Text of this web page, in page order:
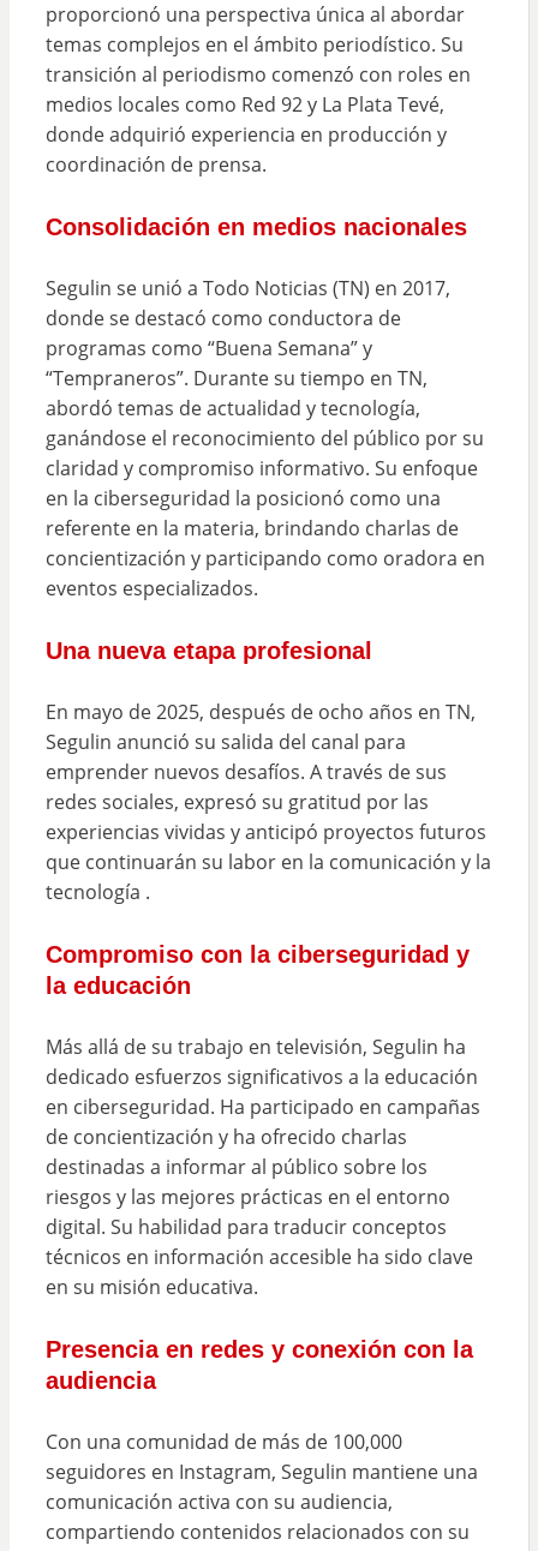
proporcionó una perspectiva única al abordar
temas complejos en el ámbito periodístico. Su
transición al periodismo comenzó con roles en
medios locales como Red 92 y La Plata Tevé,
donde adquirió experiencia en producción y
coordinación de prensa.
Consolidación en medios nacionales
Segulin se unió a Todo Noticias (TN) en 2017,
donde se destacó como conductora de
programas como “Buena Semana” y
“Tempraneros”. Durante su tiempo en TN,
abordó temas de actualidad y tecnología,
ganándose el reconocimiento del público por su
claridad y compromiso informativo. Su enfoque
en la ciberseguridad la posicionó como una
referente en la materia, brindando charlas de
concientización y participando como oradora en
eventos especializados.
Una nueva etapa profesional
En mayo de 2025, después de ocho años en TN,
Segulin anunció su salida del canal para
emprender nuevos desafíos. A través de sus
redes sociales, expresó su gratitud por las
experiencias vividas y anticipó proyectos futuros
que continuarán su labor en la comunicación y la
tecnología .
Compromiso con la ciberseguridad y
la educación
Más allá de su trabajo en televisión, Segulin ha
dedicado esfuerzos significativos a la educación
en ciberseguridad. Ha participado en campañas
de concientización y ha ofrecido charlas
destinadas a informar al público sobre los
riesgos y las mejores prácticas en el entorno
digital. Su habilidad para traducir conceptos
técnicos en información accesible ha sido clave
en su misión educativa.
Presencia en redes y conexión con la
audiencia
Con una comunidad de más de 100,000
seguidores en Instagram, Segulin mantiene una
comunicación activa con su audiencia,
compartiendo contenidos relacionados con su